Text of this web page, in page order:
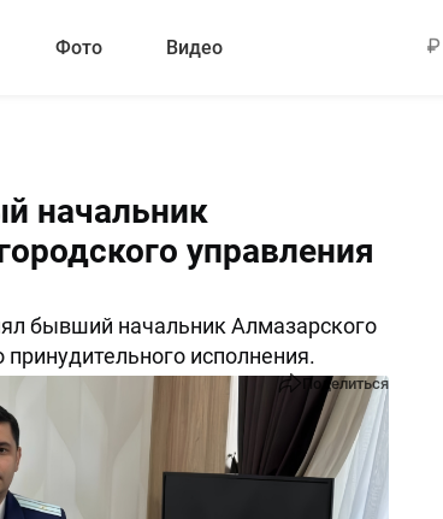
Фото Видео
начальник
управления
бывший начальник Алмазарского
исполнения.
Поделиться